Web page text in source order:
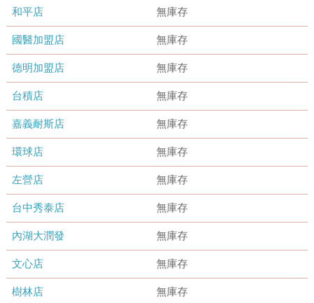
和平店 無庫存
國醫加盟店 無庫存
德明加盟店 無庫存
台積店 無庫存
嘉義耐斯店 無庫存
環球店 無庫存
左營店 無庫存
台中秀泰店 無庫存
內湖大潤發 無庫存
文心店 無庫存
樹林店 無庫存